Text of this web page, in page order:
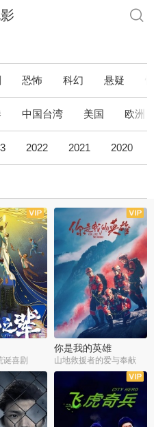
恐怖 科幻 悬疑
中国台湾 美国 欧洲
2022 2021 2020
诞喜剧
你是我的英雄
山地救援者的爱与奉献